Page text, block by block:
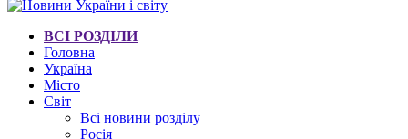
ВСІ РОЗДІЛИ
Головна
Україна
Місто
Світ
Всі новини розділу
Росія